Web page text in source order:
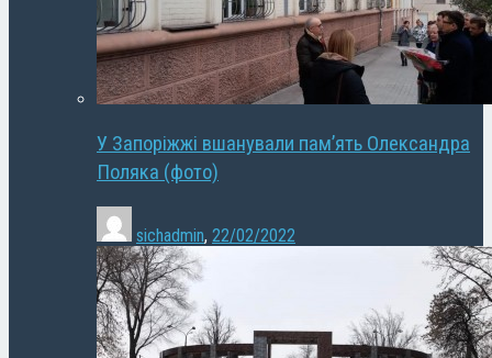
У Запоріжжі вшанували пам’ять Олександра
Поляка (фото)
sichadmin, 22/02/2022